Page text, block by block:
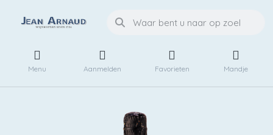
Menu Aanmelden Favorieten Mandje